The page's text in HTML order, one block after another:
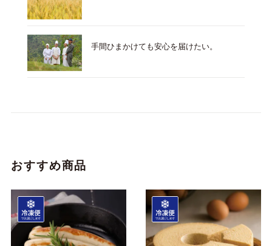
手間ひまかけても安心を届けたい。
おすすめ商品